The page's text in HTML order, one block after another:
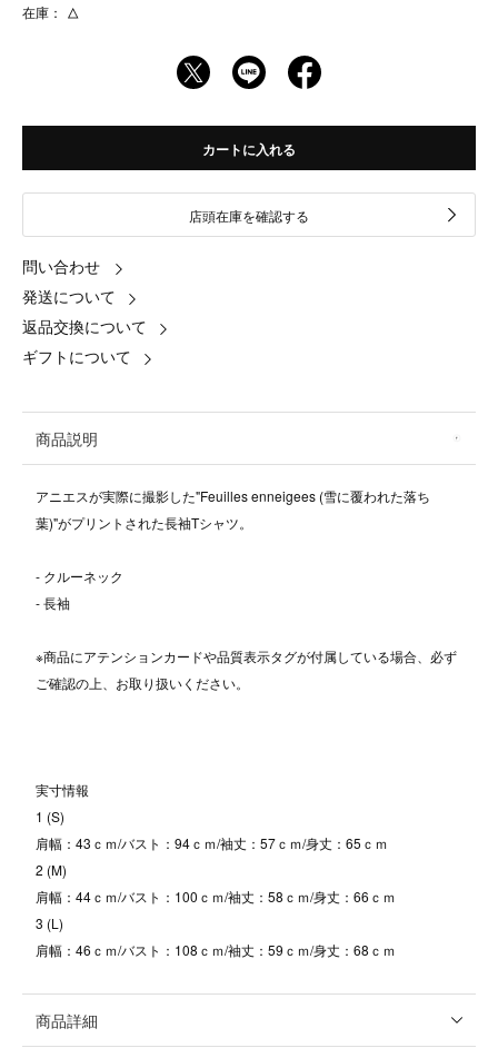
在庫： △
カートに入れる
店頭在庫を確認する
問い合わせ
発送について
返品交換について
ギフトについて
商品説明
アニエスが実際に撮影した"Feuilles enneigees (雪に覆われた落ち
葉)"がプリントされた長袖Tシャツ。
- クルーネック
- 長袖
※商品にアテンションカードや品質表示タグが付属している場合、必ず
ご確認の上、お取り扱いください。
実寸情報
1 (S)
肩幅：43ｃｍ/バスト：94ｃｍ/袖丈：57ｃｍ/身丈：65ｃｍ
2 (M)
肩幅：44ｃｍ/バスト：100ｃｍ/袖丈：58ｃｍ/身丈：66ｃｍ
3 (L)
肩幅：46ｃｍ/バスト：108ｃｍ/袖丈：59ｃｍ/身丈：68ｃｍ
商品詳細